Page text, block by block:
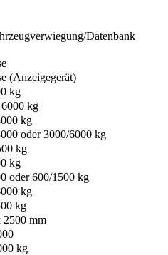
Datenbank
(Anzeigegerät)
kg
kg
kg
oder 3000/6000 kg
kg
kg
oder 600/1500 kg
kg
kg
2500 mm
kg